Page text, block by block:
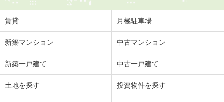
賃貸 月極駐車場
新築マンション 中古マンション
新築一戸建て 中古一戸建て
土地を探す 投資物件を探す